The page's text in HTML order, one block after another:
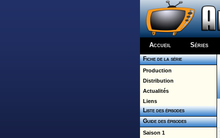
Accueil Séries
Fiche de la série
Production
Distribution
Actualités
Liens
Liste des épisodes
Guide des épisodes
Saison 1